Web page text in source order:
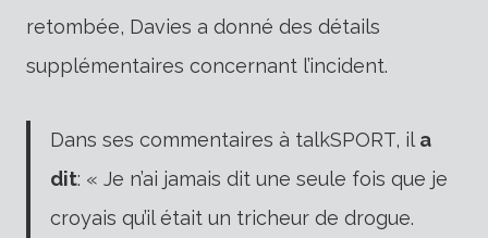
retombée, Davies a donné des détails
supplémentaires concernant l’incident.
Dans ses commentaires à talkSPORT, il a
dit: « Je n’ai jamais dit une seule fois que je
croyais qu’il était un tricheur de drogue.